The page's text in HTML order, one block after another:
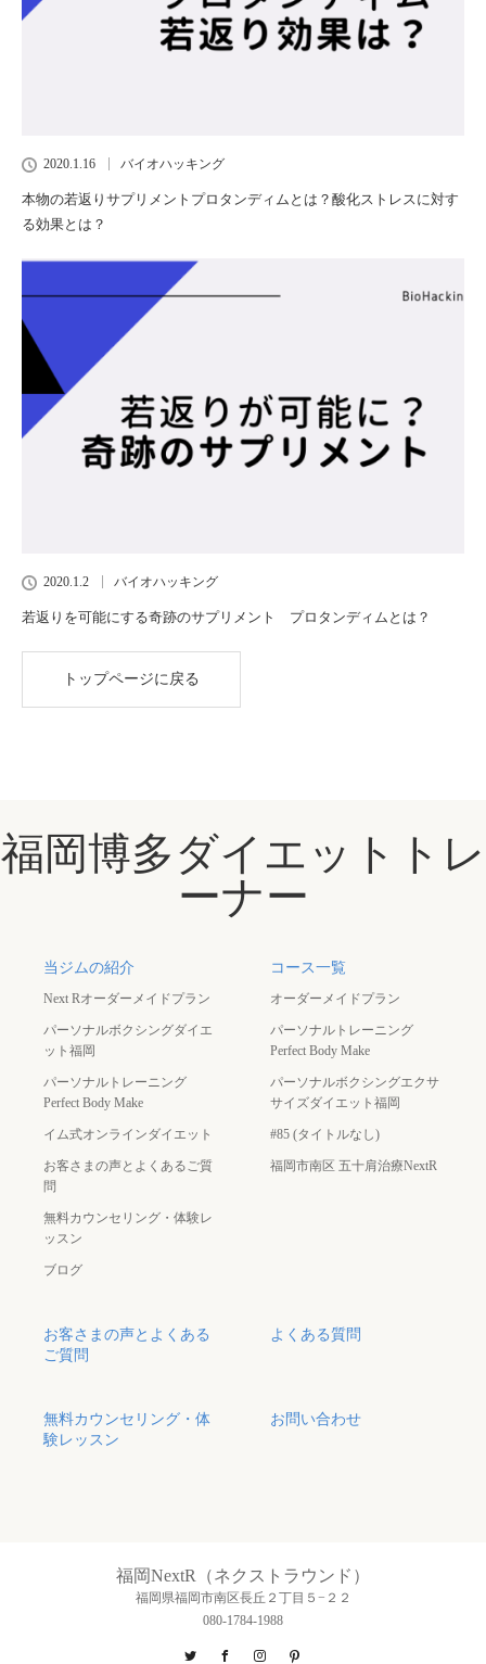
2020.1.16 バイオハッキング
本物の若返りサプリメントプロタンディムとは？酸化ストレスに対す
る効果とは？
2020.1.2 バイオハッキング
若返りを可能にする奇跡のサプリメント プロタンディムとは？
トップページに戻る
福岡博多ダイエットトレ
ーナー
当ジムの紹介
Next Rオーダーメイドプラン
パーソナルボクシングダイエ
ット福岡
パーソナルトレーニング
Perfect Body Make
イム式オンラインダイエット
お客さまの声とよくあるご質
問
無料カウンセリング・体験レ
ッスン
ブログ
コース一覧
オーダーメイドプラン
パーソナルトレーニング
Perfect Body Make
パーソナルボクシングエクサ
サイズダイエット福岡
#85 (タイトルなし)
福岡市南区 五十肩治療NextR
お客さまの声とよくある
ご質問
よくある質問
無料カウンセリング・体
験レッスン
お問い合わせ
福岡NextR（ネクストラウンド）
福岡県福岡市南区長丘２丁目５−２２
080-1784-1988
Twitter
FacebookInstagram